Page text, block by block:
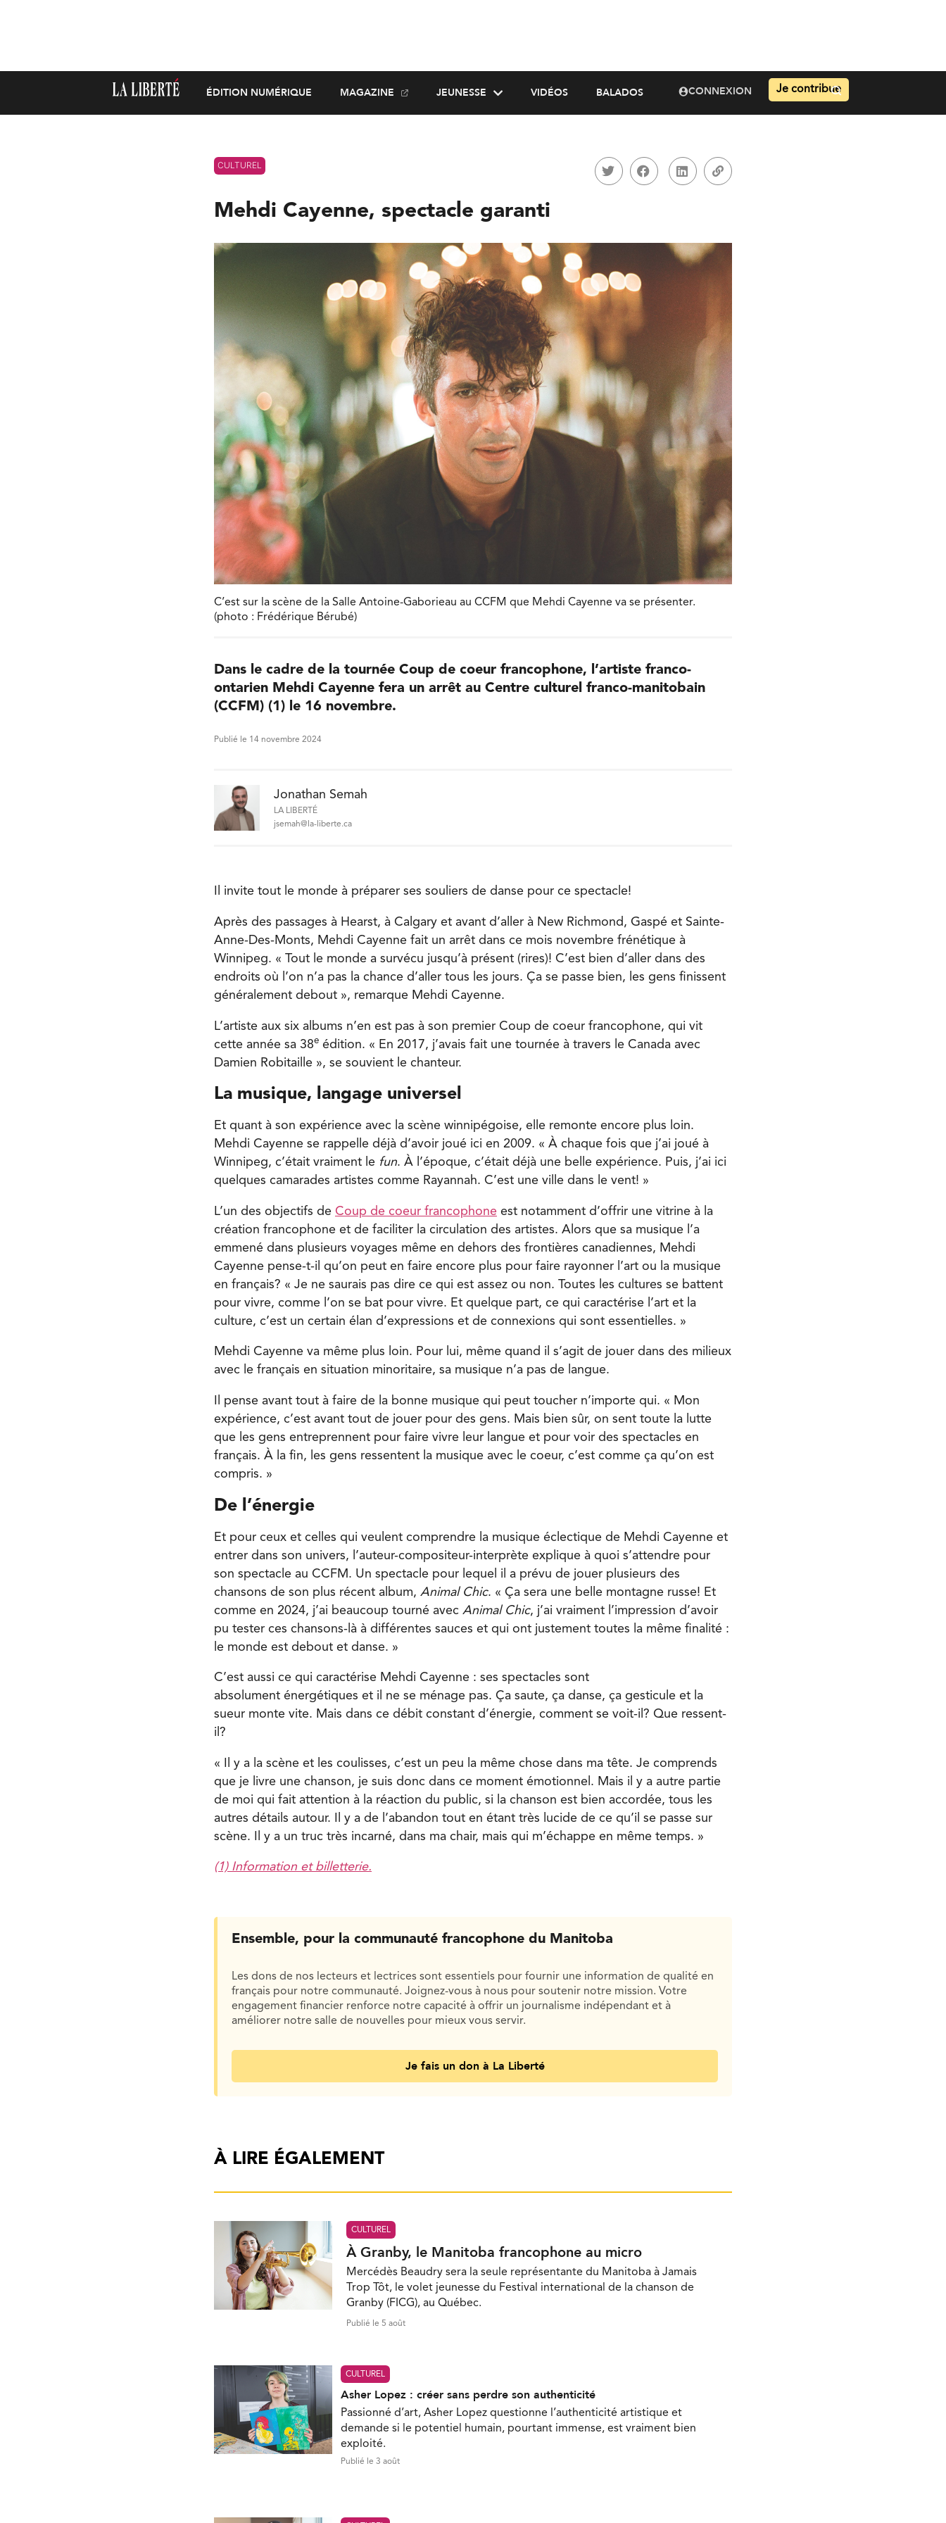
ÉDITION NUMÉRIQUE MAGAZINE JEUNESSE VIDÉOS BALADOS CONNEXION Je contribue
CULTUREL
Mehdi Cayenne, spectacle garanti
C’est sur la scène de la Salle Antoine-Gaborieau au CCFM que Mehdi Cayenne va se présenter.
(photo : Frédérique Bérubé)
Dans le cadre de la tournée Coup de coeur francophone, l’artiste franco-
ontarien Mehdi Cayenne fera un arrêt au Centre culturel franco-manitobain
(CCFM) (1) le 16 novembre.
Publié le 14 novembre 2024
Jonathan Semah
LA LIBERTÉ
jsemah@la-liberte.ca
Il invite tout le monde à préparer ses souliers de danse pour ce spectacle!
Après des passages à Hearst, à Calgary et avant d’aller à New Richmond, Gaspé et Sainte-
Anne-Des-Monts, Mehdi Cayenne fait un arrêt dans ce mois novembre frénétique à
Winnipeg. « Tout le monde a survécu jusqu’à présent (rires)! C’est bien d’aller dans des
endroits où l’on n’a pas la chance d’aller tous les jours. Ça se passe bien, les gens finissent
généralement debout », remarque Mehdi Cayenne.
L’artiste aux six albums n’en est pas à son premier Coup de coeur francophone, qui vit
cette année sa 38e édition. « En 2017, j’avais fait une tournée à travers le Canada avec
Damien Robitaille », se souvient le chanteur.
La musique, langage universel
Et quant à son expérience avec la scène winnipégoise, elle remonte encore plus loin.
Mehdi Cayenne se rappelle déjà d’avoir joué ici en 2009. « À chaque fois que j’ai joué à
Winnipeg, c’était vraiment le fun. À l’époque, c’était déjà une belle expérience. Puis, j’ai ici
quelques camarades artistes comme Rayannah. C’est une ville dans le vent! »
L’un des objectifs de Coup de coeur francophone est notamment d’offrir une vitrine à la
création francophone et de faciliter la circulation des artistes. Alors que sa musique l’a
emmené dans plusieurs voyages même en dehors des frontières canadiennes, Mehdi
Cayenne pense-t-il qu’on peut en faire encore plus pour faire rayonner l’art ou la musique
en français? « Je ne saurais pas dire ce qui est assez ou non. Toutes les cultures se battent
pour vivre, comme l’on se bat pour vivre. Et quelque part, ce qui caractérise l’art et la
culture, c’est un certain élan d’expressions et de connexions qui sont essentielles. »
Mehdi Cayenne va même plus loin. Pour lui, même quand il s’agit de jouer dans des milieux
avec le français en situation minoritaire, sa musique n’a pas de langue.
Il pense avant tout à faire de la bonne musique qui peut toucher n’importe qui. « Mon
expérience, c’est avant tout de jouer pour des gens. Mais bien sûr, on sent toute la lutte
que les gens entreprennent pour faire vivre leur langue et pour voir des spectacles en
français. À la fin, les gens ressentent la musique avec le coeur, c’est comme ça qu’on est
compris. »
De l’énergie
Et pour ceux et celles qui veulent comprendre la musique éclectique de Mehdi Cayenne et
entrer dans son univers, l’auteur-compositeur-interprète explique à quoi s’attendre pour
son spectacle au CCFM. Un spectacle pour lequel il a prévu de jouer plusieurs des
chansons de son plus récent album, Animal Chic. « Ça sera une belle montagne russe! Et
comme en 2024, j’ai beaucoup tourné avec Animal Chic, j’ai vraiment l’impression d’avoir
pu tester ces chansons-là à différentes sauces et qui ont justement toutes la même finalité :
le monde est debout et danse. »
C’est aussi ce qui caractérise Mehdi Cayenne : ses spectacles sont
absolument énergétiques et il ne se ménage pas. Ça saute, ça danse, ça gesticule et la
sueur monte vite. Mais dans ce débit constant d’énergie, comment se voit-il? Que ressent-
il?
« Il y a la scène et les coulisses, c’est un peu la même chose dans ma tête. Je comprends
que je livre une chanson, je suis donc dans ce moment émotionnel. Mais il y a autre partie
de moi qui fait attention à la réaction du public, si la chanson est bien accordée, tous les
autres détails autour. Il y a de l’abandon tout en étant très lucide de ce qu’il se passe sur
scène. Il y a un truc très incarné, dans ma chair, mais qui m’échappe en même temps. »
(1) Information et billetterie.
Ensemble, pour la communauté francophone du Manitoba
Les dons de nos lecteurs et lectrices sont essentiels pour fournir une information de qualité en
français pour notre communauté. Joignez-vous à nous pour soutenir notre mission. Votre
engagement financier renforce notre capacité à offrir un journalisme indépendant et à
améliorer notre salle de nouvelles pour mieux vous servir.
Je fais un don à La Liberté
À LIRE ÉGALEMENT
CULTUREL
À Granby, le Manitoba francophone au micro
Mercédès Beaudry sera la seule représentante du Manitoba à Jamais
Trop Tôt, le volet jeunesse du Festival international de la chanson de
Granby (FICG), au Québec.
Publié le 5 août
CULTUREL
Asher Lopez : créer sans perdre son authenticité
Passionné d’art, Asher Lopez questionne l’authenticité artistique et
demande si le potentiel humain, pourtant immense, est vraiment bien
exploité.
Publié le 3 août